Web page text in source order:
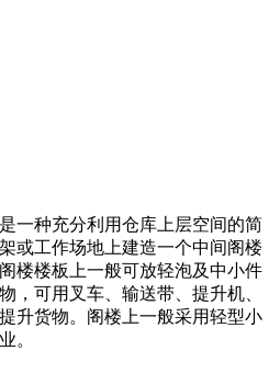
一种充分利用仓库上层空间的简
或工作场地上建造一个中间阁楼
楼楼板上一般可放轻泡及中小件
，可用叉车、输送带、提升机、
升货物。阁楼上一般采用轻型小
。